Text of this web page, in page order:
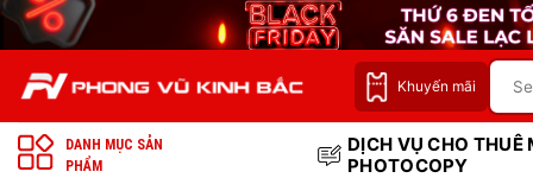
Bỏ
qua
dung
Khuyến mãi
DANH MỤC SẢN
PHẨM
DỊCH VỤ CHO THUÊ
PHOTOCOPY